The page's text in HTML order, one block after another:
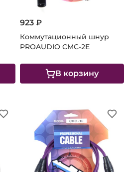
Коммутационный шнур
PROAUDIO CMC-2E
923 ₽
В корзину